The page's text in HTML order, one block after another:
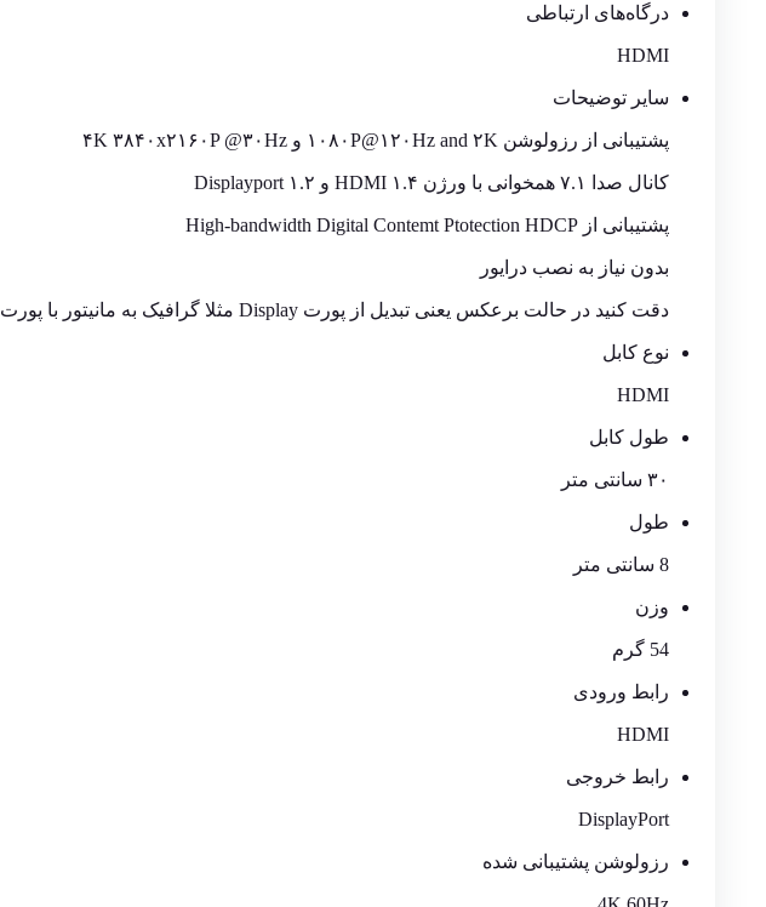
درگاه‌های ارتباطی
HDMI
سایر توضیحات
پشتیبانی از رزولوشن ۱۰۸۰P@۱۲۰Hz and ۲K و ۴K ۳۸۴۰x۲۱۶۰P @۳۰Hz
کانال صدا ۷.۱ همخوانی با ورژن HDMI ۱.۴ و Displayport ۱.۲
پشتیبانی از High-bandwidth Digital Contemt Ptotection HDCP
بدون نیاز به نصب درایور
دقت کنید در حالت برعکس یعنی تبدیل از پورت Display مثلا گرافیک به مانیتور با پورت HDMI جواب نمی دهد
نوع کابل
HDMI
طول کابل
۳۰ سانتی متر
طول
8 سانتی متر
وزن
54 گرم
رابط ورودی
HDMI
رابط خروجی
DisplayPort
رزولوشن پشتیبانی شده